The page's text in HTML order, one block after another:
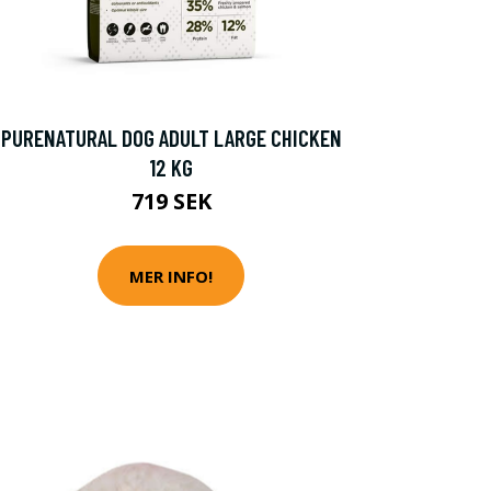
PURENATURAL DOG ADULT LARGE CHICKEN
12 KG
719 SEK
MER INFO!